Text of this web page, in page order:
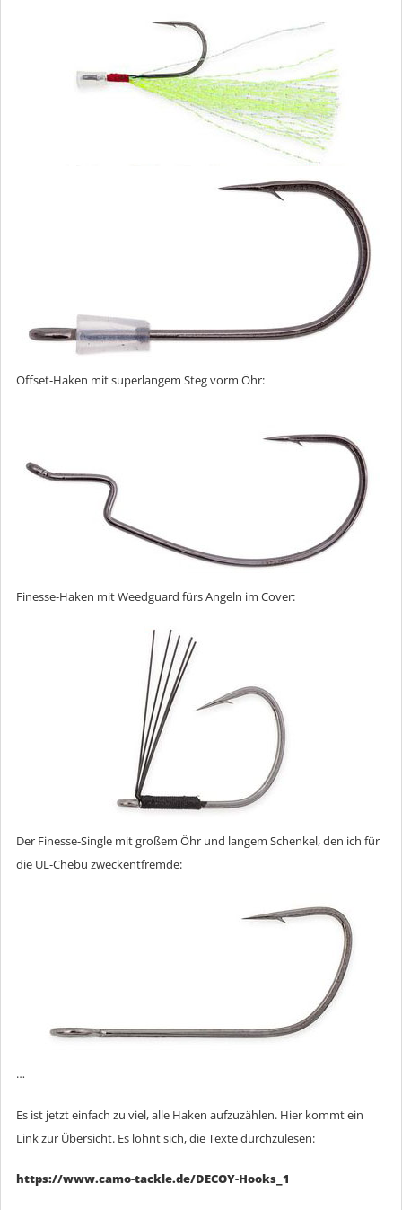
Offset-Haken mit superlangem Steg vorm Öhr:
Finesse-Haken mit Weedguard fürs Angeln im Cover:
Der Finesse-Single mit großem Öhr und langem Schenkel, den ich für
die UL-Chebu zweckentfremde:
…
Es ist jetzt einfach zu viel, alle Haken aufzuzählen. Hier kommt ein
Link zur Übersicht. Es lohnt sich, die Texte durchzulesen:
https://www.camo-tackle.de/DECOY-Hooks_1